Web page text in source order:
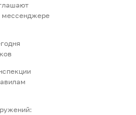
мессенджере